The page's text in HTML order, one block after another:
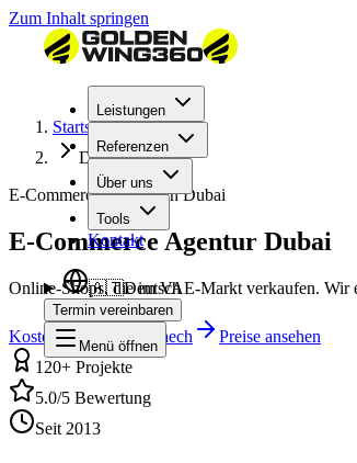
Zum Inhalt springen
Leistungen
Referenzen
Über uns
Tools
Kontakt
🇦🇹Deutsch
Termin vereinbaren
Menü öffnen
Startseite
Dubai
E-Commerce Agentur in Dubai
E-Commerce Agentur Dubai
Online-Shops, die im VAE-Markt verkaufen. Wir
Kostenloses Erstgespraech
Preise ansehen
120+ Projekte
5.0/5 Bewertung
Seit 2013